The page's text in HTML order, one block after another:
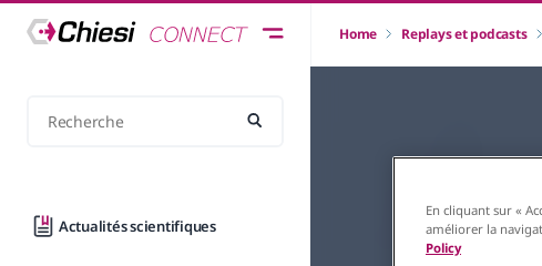
Actualités scientifiques
Home Replays et podcasts
En cliquant sur «
améliorer la
Policy